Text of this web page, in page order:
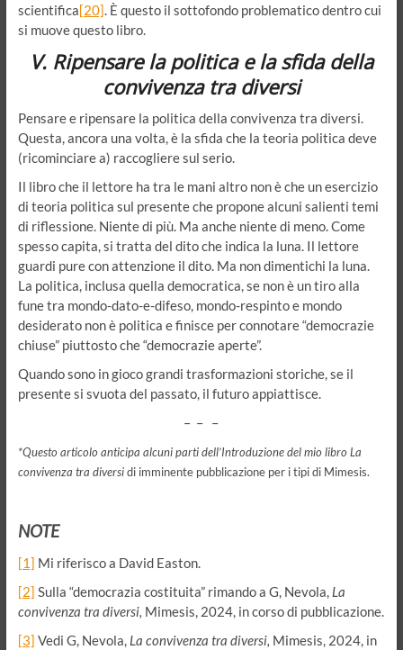
scientifica[20]. È questo il sottofondo problematico dentro cui
si muove questo libro.
V. Ripensare la politica e la sfida della
convivenza tra diversi
Pensare e ripensare la politica della convivenza tra diversi.
Questa, ancora una volta, è la sfida che la teoria politica deve
(ricominciare a) raccogliere sul serio.
Il libro che il lettore ha tra le mani altro non è che un esercizio
di teoria politica sul presente che propone alcuni salienti temi
di riflessione. Niente di più. Ma anche niente di meno. Come
spesso capita, si tratta del dito che indica la luna. Il lettore
guardi pure con attenzione il dito. Ma non dimentichi la luna.
La politica, inclusa quella democratica, se non è un tiro alla
fune tra mondo-dato-e-difeso, mondo-respinto e mondo
desiderato non è politica e finisce per connotare “democrazie
chiuse” piuttosto che “democrazie aperte”.
Quando sono in gioco grandi trasformazioni storiche, se il
presente si svuota del passato, il futuro appiattisce.
– – –
*Questo articolo anticipa alcuni parti dell’Introduzione del mio libro La
convivenza tra diversidi imminente pubblicazione per i tipi di Mimesis.
NOTE
[1] Mi riferisco a David Easton.
[2] Sulla “democrazia costituita” rimando a G, Nevola, La
convivenza tra diversi, Mimesis, 2024, in corso di pubblicazione.
[3] Vedi G, Nevola, La convivenza tra diversi, Mimesis, 2024, in